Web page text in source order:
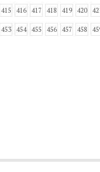
415 416 417 418 419 420
453 454 455 456 457 458